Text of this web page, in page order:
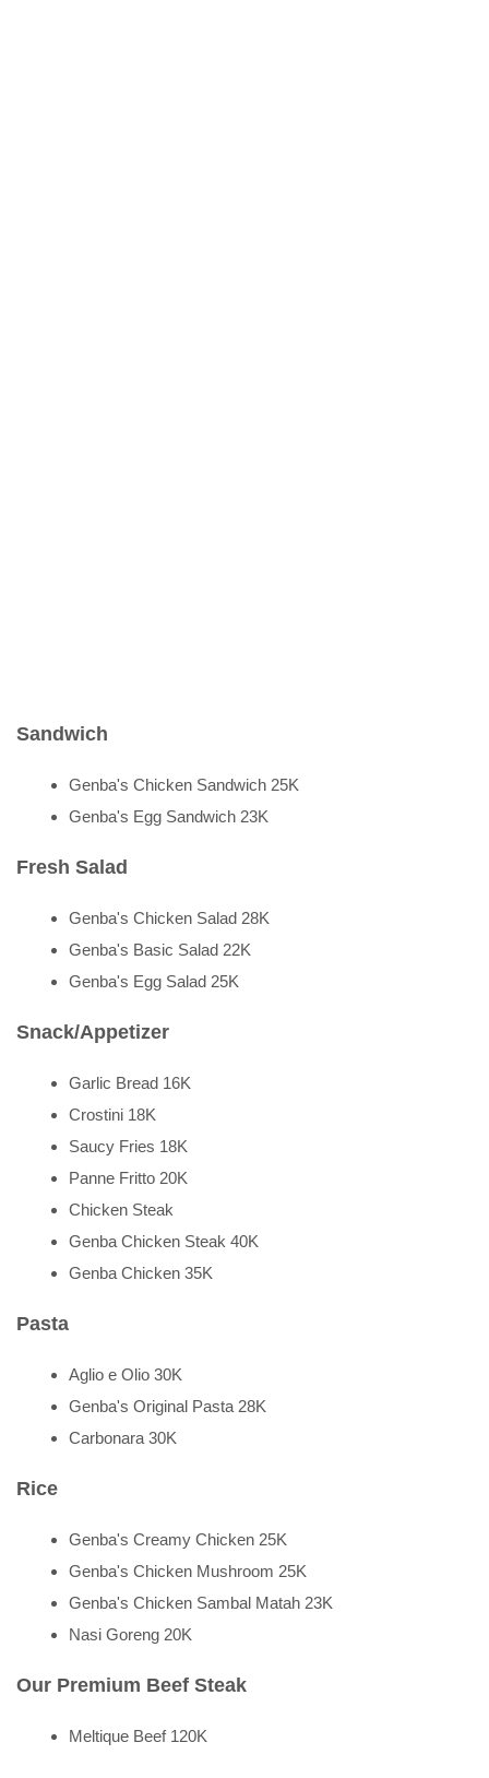
Sandwich
Genba's Chicken Sandwich 25K
Genba's Egg Sandwich 23K
Fresh Salad
Genba's Chicken Salad 28K
Genba's Basic Salad 22K
Genba's Egg Salad 25K
Snack/Appetizer
Garlic Bread 16K
Crostini 18K
Saucy Fries 18K
Panne Fritto 20K
Chicken Steak
Genba Chicken Steak 40K
Genba Chicken 35K
Pasta
Aglio e Olio 30K
Genba's Original Pasta 28K
Carbonara 30K
Rice
Genba's Creamy Chicken 25K
Genba's Chicken Mushroom 25K
Genba's Chicken Sambal Matah 23K
Nasi Goreng 20K
Our Premium Beef Steak
Meltique Beef 120K